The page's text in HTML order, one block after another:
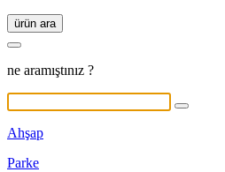
ürün ara
ne aramıştınız ?
Ahşap
Parke